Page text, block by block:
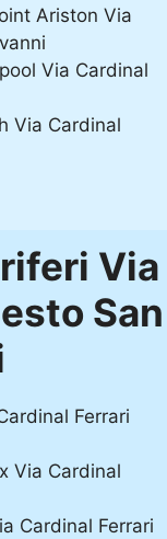
Ariston Via
Via Cardinal
Via Cardinal
Via
San
Ferrari
Via Cardinal
Cardinal Ferrari